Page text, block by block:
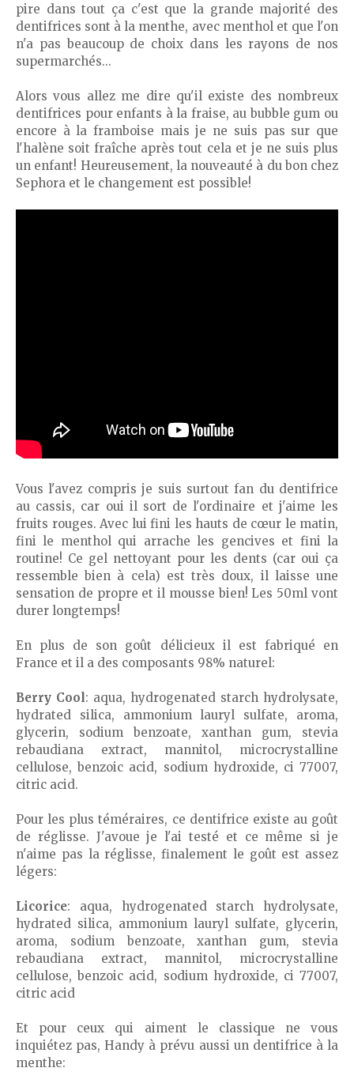
pire dans tout ça c'est que la grande majorité des
dentifrices sont à la menthe, avec menthol et que l'on
n'a pas beaucoup de choix dans les rayons de nos
supermarchés...
Alors vous allez me dire qu'il existe des nombreux
dentifrices pour enfants à la fraise, au bubble gum ou
encore à la framboise mais je ne suis pas sur que
l'halène soit fraîche après tout cela et je ne suis plus
un enfant! Heureusement, la nouveauté à du bon chez
Sephora et le changement est possible!
Vous l'avez compris je suis surtout fan du dentifrice
au cassis, car oui il sort de l'ordinaire et j'aime les
fruits rouges. Avec lui fini les hauts de cœur le matin,
fini le menthol qui arrache les gencives et fini la
routine! Ce gel nettoyant pour les dents (car oui ça
ressemble bien à cela) est très doux, il laisse une
sensation de propre et il mousse bien! Les 50ml vont
durer longtemps!
En plus de son goût délicieux il est fabriqué en
France et il a des composants 98% naturel:
Berry Cool: aqua, hydrogenated starch hydrolysate,
hydrated silica, ammonium lauryl sulfate, aroma,
glycerin, sodium benzoate, xanthan gum, stevia
rebaudiana extract, mannitol, microcrystalline
cellulose, benzoic acid, sodium hydroxide, ci 77007,
citric acid.
Pour les plus téméraires, ce dentifrice existe au goût
de réglisse. J'avoue je l'ai testé et ce même si je
n'aime pas la réglisse, finalement le goût est assez
légers:
Licorice: aqua, hydrogenated starch hydrolysate,
hydrated silica, ammonium lauryl sulfate, glycerin,
aroma, sodium benzoate, xanthan gum, stevia
rebaudiana extract, mannitol, microcrystalline
cellulose, benzoic acid, sodium hydroxide, ci 77007,
citric acid
Et pour ceux qui aiment le classique ne vous
inquiétez pas, Handy à prévu aussi un dentifrice à la
menthe: